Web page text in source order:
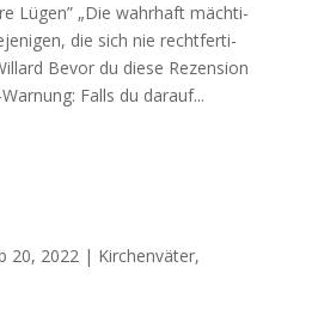
Lügen” „Die wahrhaft mächti­
die sich nie recht­fer­ti­
Bevor du diese Rezen­sion
Falls du darauf...
20, 2022| Kirchenväter,